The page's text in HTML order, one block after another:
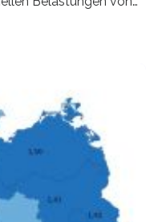
(BiB)
1990 und 2020 für
sowie für in
und Zugewanderte
Personen mit
der Verteilung der
einen moderaten
bei